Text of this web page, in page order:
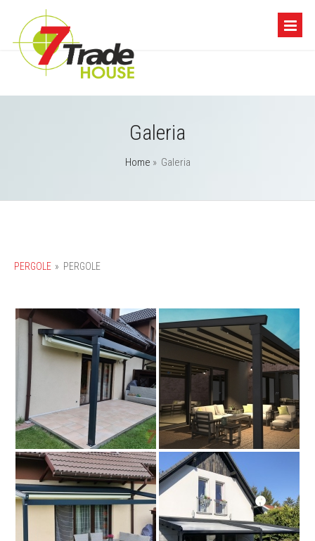
Galeria
Home » Galeria
PERGOLE » PERGOLE